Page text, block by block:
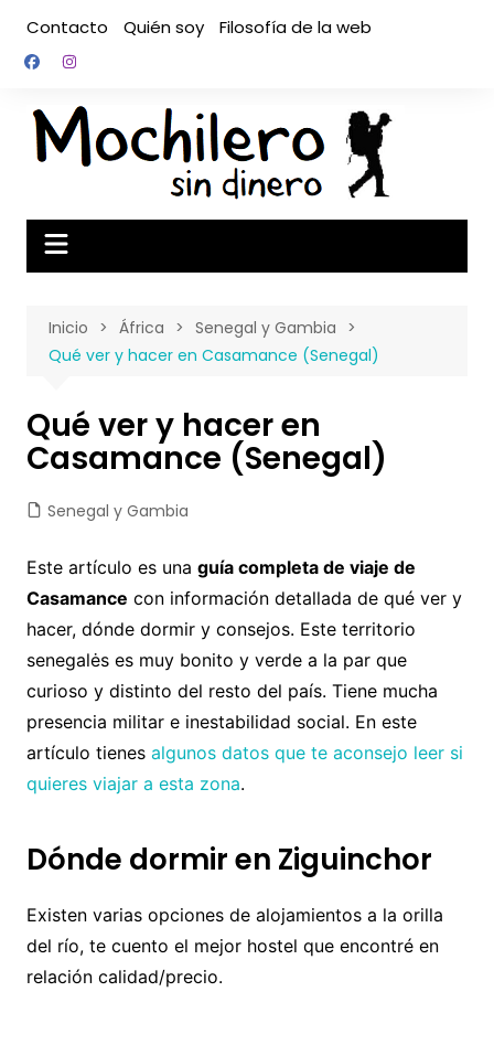
contenido
Contacto Quién soy Filosofía de la web
Inicio África
Senegal y Gambia
Qué ver y hacer en Casamance (Senegal)
Qué ver y hacer en
Casamance (Senegal)
Senegal y Gambia
Este artículo es una guía completa de viaje de
Casamance con información detallada de qué ver y
hacer, dónde dormir y consejos. Este territorio
senegalės es muy bonito y verde a la par que
curioso y distinto del resto del país. Tiene mucha
presencia militar e inestabilidad social. En este
artículo tienes algunos datos que te aconsejo leer si
quieres viajar a esta zona.
Dónde dormir en Ziguinchor
Existen varias opciones de alojamientos a la orilla
del río, te cuento el mejor hostel que encontré en
relación calidad/precio.